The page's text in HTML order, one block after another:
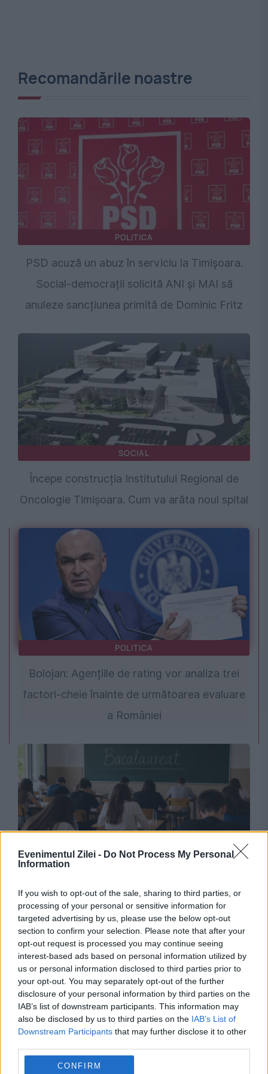
Evenimentul Zilei - Do Not Process My Personal
Information
If you wish to opt-out of the sale, sharing to third parties, or
processing of your personal or sensitive information for
targeted advertising by us, please use the below opt-out
section to confirm your selection. Please note that after your
opt-out request is processed you may continue seeing
interest-based ads based on personal information utilized by
us or personal information disclosed to third parties prior to
your opt-out. You may separately opt-out of the further
disclosure of your personal information by third parties on the
IAB’s list of downstream participants. This information may
also be disclosed by us to third parties on the IAB’s List of
Downstream Participants that may further disclose it to other
CONFIRM
Recomandările noastre
POLITICA
PSD acuză un abuz în serviciu la Timișoara.
Social-democrații solicită ANI și MAI să
anuleze sancțiunea primită de Dominic Fritz
SOCIAL
Începe construcția Institutului Regional de
Oncologie Timișoara. Cum va arăta noul spital
POLITICA
Bolojan: Agențiile de rating vor analiza trei
factori-cheie înainte de următoarea evaluare
a României
Câți candidați s-au înscris la sesiunea de
toamnă a examenului de Bacalaureat. Probele
încep azi